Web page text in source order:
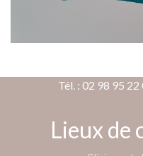
Tél. : 02 98 95
Lieux de